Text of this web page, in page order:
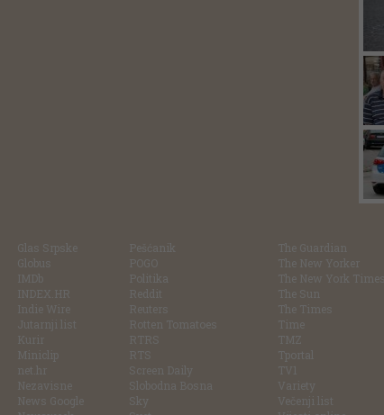
Glas Srpske
Globus
IMDb
INDEX.HR
Indie Wire
Jutarnji list
Kurir
Miniclip
net.hr
Nezavisne
News Google
Pešćanik
POGO
Politika
Reddit
Reuters
Rotten Tomatoes
RTRS
RTS
Screen Daily
Slobodna Bosna
Sky
The Guardian
The New Yorker
The New York Times
The Sun
The Times
Time
TMZ
Tportal
TV1
Variety
Večenji list